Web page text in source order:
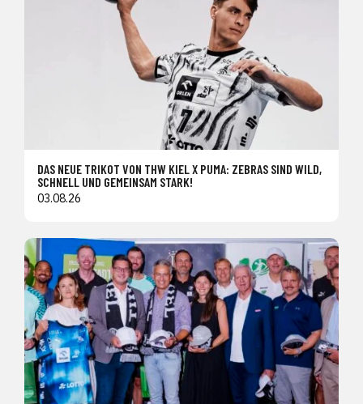
DAS NEUE TRIKOT VON THW KIEL X PUMA: ZEBRAS SIND WILD,
SCHNELL UND GEMEINSAM STARK!
03.08.26